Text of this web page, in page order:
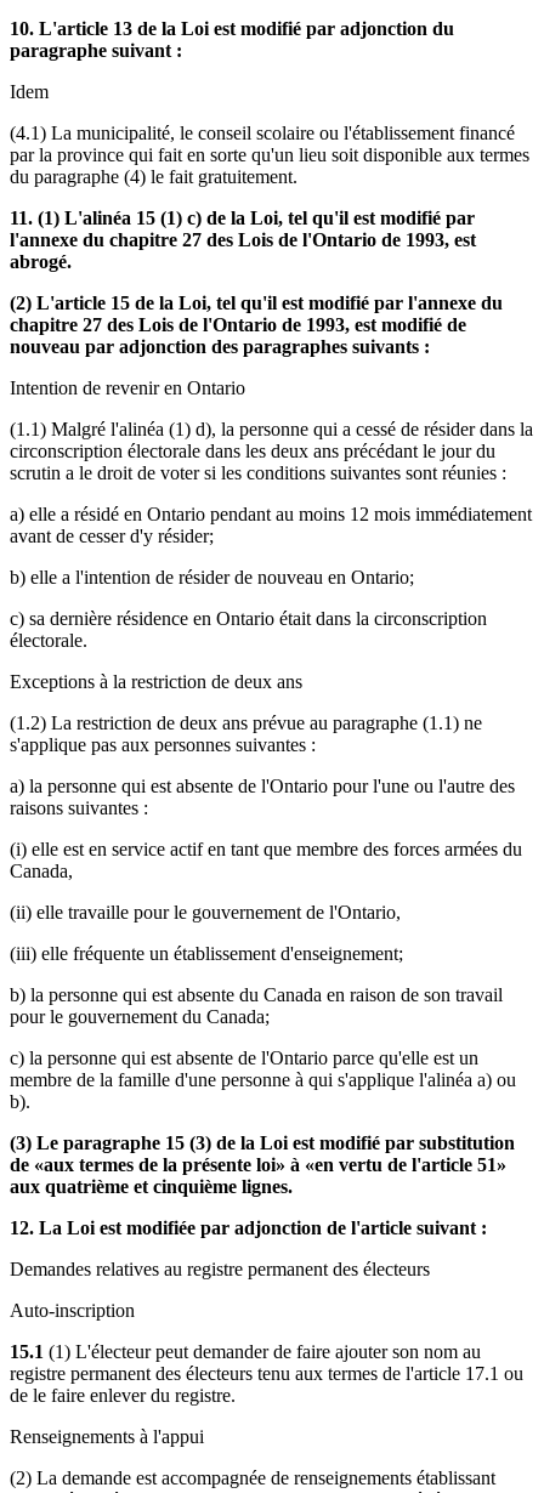
10. L'article 13 de la Loi est modifié par adjonction du
paragraphe suivant :
Idem
(4.1) La municipalité, le conseil scolaire ou l'établissement financé
par la province qui fait en sorte qu'un lieu soit disponible aux termes
du paragraphe (4) le fait gratuitement.
11. (1) L'alinéa 15 (1) c) de la Loi, tel qu'il est modifié par
l'annexe du chapitre 27 des Lois de l'Ontario de 1993, est
abrogé.
(2) L'article 15 de la Loi, tel qu'il est modifié par l'annexe du
chapitre 27 des Lois de l'Ontario de 1993, est modifié de
nouveau par adjonction des paragraphes suivants :
Intention de revenir en Ontario
(1.1) Malgré l'alinéa (1) d), la personne qui a cessé de résider dans la
circonscription électorale dans les deux ans précédant le jour du
scrutin a le droit de voter si les conditions suivantes sont réunies :
a) elle a résidé en Ontario pendant au moins 12 mois immédiatement
avant de cesser d'y résider;
b) elle a l'intention de résider de nouveau en Ontario;
c) sa dernière résidence en Ontario était dans la circonscription
électorale.
Exceptions à la restriction de deux ans
(1.2) La restriction de deux ans prévue au paragraphe (1.1) ne
s'applique pas aux personnes suivantes :
a) la personne qui est absente de l'Ontario pour l'une ou l'autre des
raisons suivantes :
(i) elle est en service actif en tant que membre des forces armées du
Canada,
(ii) elle travaille pour le gouvernement de l'Ontario,
(iii) elle fréquente un établissement d'enseignement;
b) la personne qui est absente du Canada en raison de son travail
pour le gouvernement du Canada;
c) la personne qui est absente de l'Ontario parce qu'elle est un
membre de la famille d'une personne à qui s'applique l'alinéa a) ou
b).
(3) Le paragraphe 15 (3) de la Loi est modifié par substitution
de «aux termes de la présente loi» à «en vertu de l'article 51»
aux quatrième et cinquième lignes.
12. La Loi est modifiée par adjonction de l'article suivant :
Demandes relatives au registre permanent des électeurs
Auto-inscription
15.1 (1) L'électeur peut demander de faire ajouter son nom au
registre permanent des électeurs tenu aux termes de l'article 17.1 ou
de le faire enlever du registre.
Renseignements à l'appui
(2) La demande est accompagnée de renseignements établissant